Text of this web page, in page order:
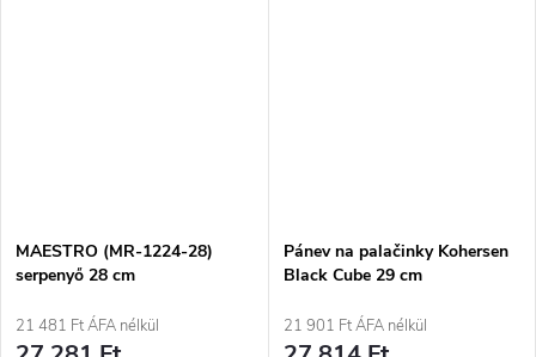
MAESTRO (MR-1224-28)
serpenyő 28 cm
21 481 Ft ÁFA nélkül
Pánev na palačinky Kohersen
Black Cube 29 cm
21 901 Ft ÁFA nélkül